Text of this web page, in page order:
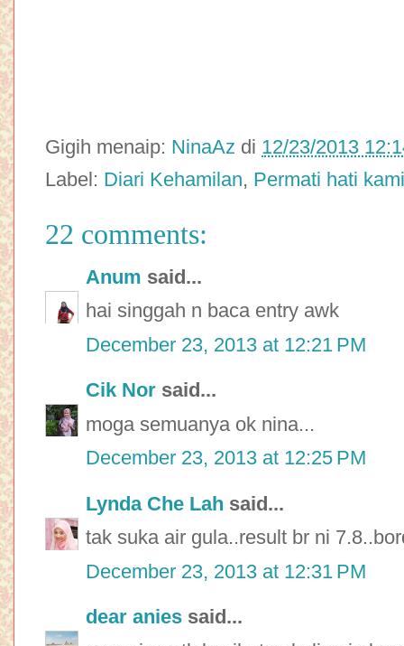
Gigih menaip: NinaAz di 12/23/2013
Label: Diari Kehamilan, Permati hati kami
22 comments:
Anum said...
hai singgah n baca entry awk
December 23, 2013 at 12:21 PM
Cik Nor said...
moga semuanya ok nina...
December 23, 2013 at 12:25 PM
Lynda Che Lah said...
tak suka air gula..result br ni
December 23, 2013 at 12:31 PM
dear anies said...